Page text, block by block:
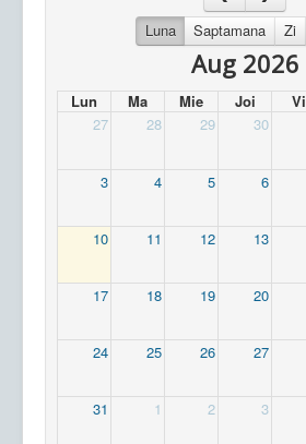
Luna Saptamana Zi
Aug 2026
Lun Ma Mie Joi Vi
27
28 29 30
3 4 5 6
10 11 12 13
17 18 19 20
24 25 26 27
31 1 2 3